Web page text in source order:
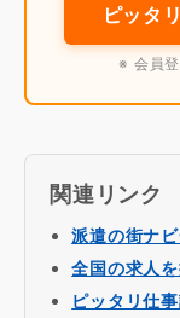
ピッタ
※ 会員
関連リンク
派遣の街ナ
全国の求人
ピッタリ仕